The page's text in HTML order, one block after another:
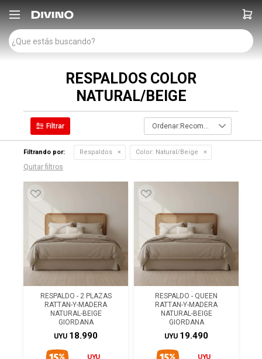

RESPALDOS COLOR
NATURAL/BEIGE
Recomendados
Filtrando por: Respaldos Color: Natural/Beige
Quitar filtros
RESPALDO - 2 PLAZAS
RATTAN-Y-MADERA
NATURAL-BEIGE
GIORDANA
UYU 18.990
UYU
RESPALDO - QUEEN
RATTAN-Y-MADERA
NATURAL-BEIGE
GIORDANA
UYU 19.490
UYU